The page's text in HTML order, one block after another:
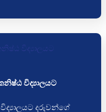
විද්‍යාලයට
දරුවන්ගේ